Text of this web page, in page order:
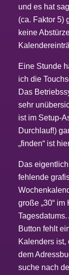
und es hat
(ca. Faktor 5)
keine
Eine Stunde
ich die
Das
sehr
ist im Setup-
Durchlauf!)
„finden“ ist
Das
fehlende
große „30“
Tagesdatums.
Button fehlt
Kalenders ist,
dem
suche nach